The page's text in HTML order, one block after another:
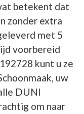
betekent dat
zonder extra
met 5
voorbereid
kunt u ze
uw
DUNI
om naar